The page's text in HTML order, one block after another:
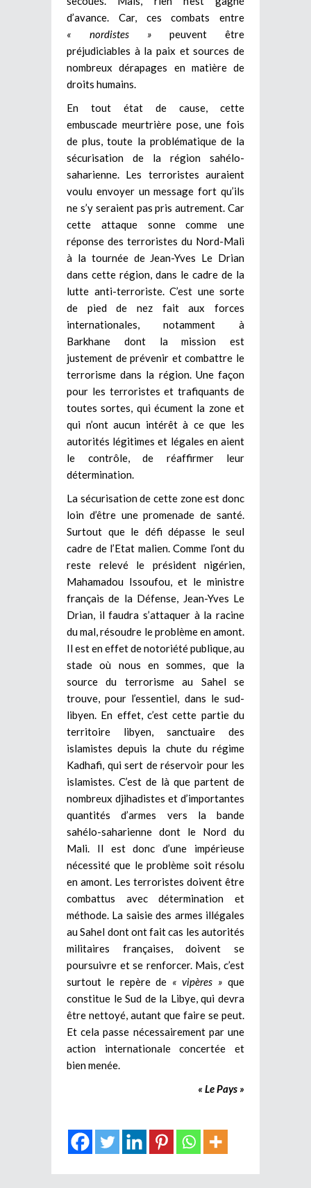
d’avance. Car, ces combats entre
« nordistes » peuvent être
préjudiciables à la paix et sources de
nombreux dérapages en matière de
droits humains.
En tout état de cause, cette
embuscade meurtrière pose, une fois
de plus, toute la problématique de la
sécurisation de la région sahélo-
saharienne. Les terroristes auraient
voulu envoyer un message fort qu’ils
ne s’y seraient pas pris autrement. Car
cette attaque sonne comme une
réponse des terroristes du Nord-Mali
à la tournée de Jean-Yves Le Drian
dans cette région, dans le cadre de la
lutte anti-terroriste. C’est une sorte
de pied de nez fait aux forces
internationales, notamment à
Barkhane dont la mission est
justement de prévenir et combattre le
terrorisme dans la région. Une façon
pour les terroristes et trafiquants de
toutes sortes, qui écument la zone et
qui n’ont aucun intérêt à ce que les
autorités légitimes et légales en aient
le contrôle, de réaffirmer leur
détermination.
La sécurisation de cette zone est donc
loin d’être une promenade de santé.
Surtout que le défi dépasse le seul
cadre de l’Etat malien. Comme l’ont du
reste relevé le président nigérien,
Mahamadou Issoufou, et le ministre
français de la Défense, Jean-Yves Le
Drian, il faudra s’attaquer à la racine
du mal, résoudre le problème en amont.
Il est en effet de notoriété publique, au
stade où nous en sommes, que la
source du terrorisme au Sahel se
trouve, pour l’essentiel, dans le sud-
libyen. En effet, c’est cette partie du
territoire libyen, sanctuaire des
islamistes depuis la chute du régime
Kadhafi, qui sert de réservoir pour les
islamistes. C’est de là que partent de
nombreux djihadistes et d’importantes
quantités d’armes vers la bande
sahélo-saharienne dont le Nord du
Mali. Il est donc d’une impérieuse
nécessité que le problème soit résolu
en amont. Les terroristes doivent être
combattus avec détermination et
méthode. La saisie des armes illégales
au Sahel dont ont fait cas les autorités
militaires françaises, doivent se
poursuivre et se renforcer. Mais, c’est
surtout le repère de « vipères » que
constitue le Sud de la Libye, qui devra
être nettoyé, autant que faire se peut.
Et cela passe nécessairement par une
action internationale concertée et
bien menée.
« Le Pays »